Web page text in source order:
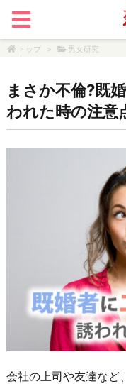
トップ > 男女研究
まさか不倫?既
われた時の注意
会社の上司や友達など